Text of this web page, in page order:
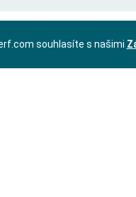
souhlasíte s našimi